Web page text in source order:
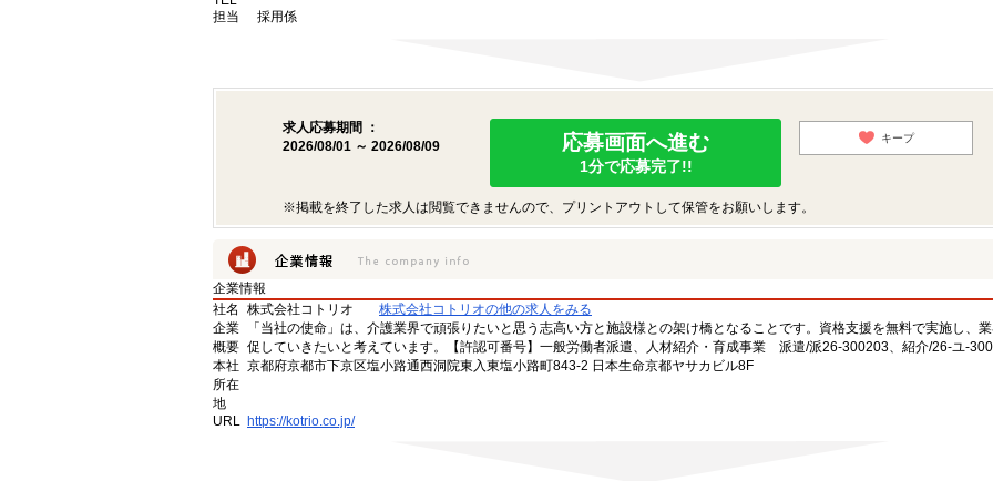
担当 採用係
求人応募期間 ：
2026/08/01 ～ 2026/08/09
応募画面へ進む
1分で応募完了!!
キープ
※掲載を終了した求人は閲覧できませんので、プリントアウトして保管をお願いします。
企業情報
社名
株式会社コトリオ
株式会社コトリオの他の求人をみる
企業
概要
「当社の使命」は、介護業界で頑張りたいと思う志高い方と施設様との架け橋となることです。資格支援を無料で実施し、
促していきたいと考えています。【許認可番号】一般労働者派遣、人材紹介・育成事業 派遣/派26-300203、紹介/26-ユ-
本社
所在
地
京都府京都市下京区塩小路通西洞院東入東塩小路町843-2 日本生命京都ヤサカビル8F
URL https://kotrio.co.jp/